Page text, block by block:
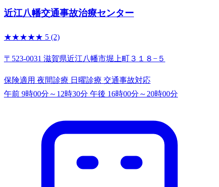
近江八幡交通事故治療センター
★★★★★ 5 (2)
〒523-0031 滋賀県近江八幡市堀上町３１８−５
保険適用 夜間診療 日曜診療 交通事故対応
午前 9時00分～12時30分 午後 16時00分～20時00分